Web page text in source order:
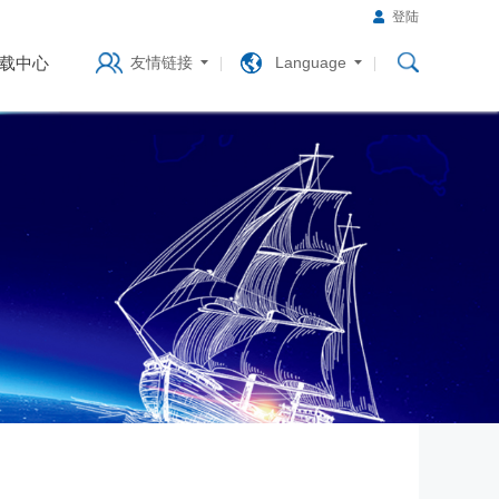
中心
登陆
友情链接 Language